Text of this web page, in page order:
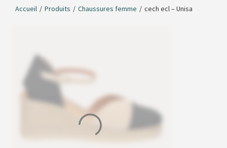
Accueil / Produits / Chaussures femme / cech ecl – Unisa